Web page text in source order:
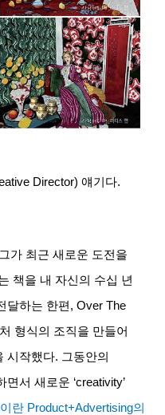
Director) 얘기다.
가 최근 새로운 도전을
책을 내 자신의 수십 년
달하는 한편, Over The
형식의 조직을 만들어
시작했다. 그동안의
면서 새로운 ‘creativity’
이란 Product+Advertising의